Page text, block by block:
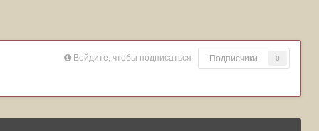
Войдите, чтобы подписаться Подписчики 0